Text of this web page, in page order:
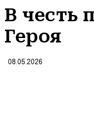
В честь
Героя
08.05.2026